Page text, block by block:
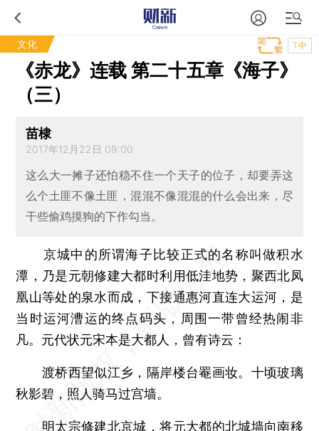
文化 T中
《赤龙》连载 第二十五章《海子》
（三）
苗棣
2017年12月22日 09:00
这么大一摊子还怕稳不住一个天子的位子，却要弄这
么个土匪不像土匪，混混不像混混的什么会出来，尽
干些偷鸡摸狗的下作勾当。
京城中的所谓海子比较正式的名称叫做积水
潭，乃是元朝修建大都时利用低洼地势，聚西北凤
凰山等处的泉水而成，下接通惠河直连大运河，是
当时运河漕运的终点码头，周围一带曾经热闹非
凡。元代状元宋本是大都人，曾有诗云：
渡桥西望似江乡，隔岸楼台罨画妆。十顷玻璃
秋影碧，照人骑马过宫墙。
明太宗修建北京城，将元大都的北城墙向南移